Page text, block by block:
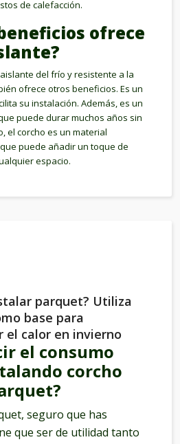
de calefacción.
ofrece
del frío y resistente a la
ofrece otros beneficios. Es un
su instalación. Además, es un
puede durar muchos años sin
el corcho es un material
puede añadir un toque de
espacio.
parquet? Utiliza
base para
el calor en invierno
el consumo
corcho
seguro que has
que ser de utilidad tanto